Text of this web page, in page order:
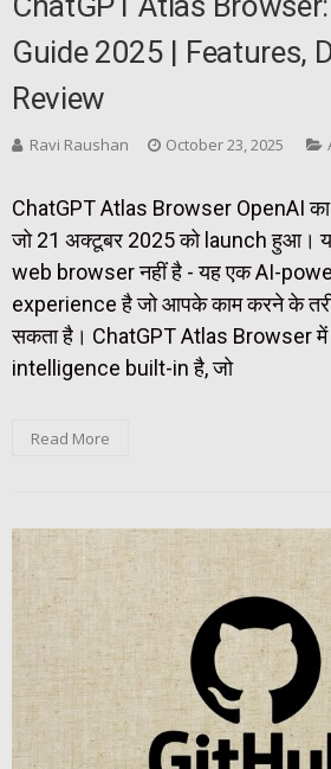
Guide 2025 | Features,
Review
Ravi Raushan October 23, 2025
ChatGPT Atlas Browser OpenAI
जो 21 अक्टूबर 2025 को launch हुआ।
web browser नहीं है - यह एक AI-
experience है जो आपके काम करने के
सकता है। ChatGPT Atlas Browser
intelligence built-in है, जो
Read More